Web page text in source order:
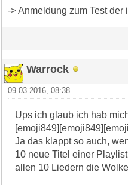
-> Anmeldung zum Test
Warrock
09.03.2016, 08:38
Ups ich glaub ich hab
Ja das klappt so auch,
10 neue Titel einer
allen 10 Liedern die